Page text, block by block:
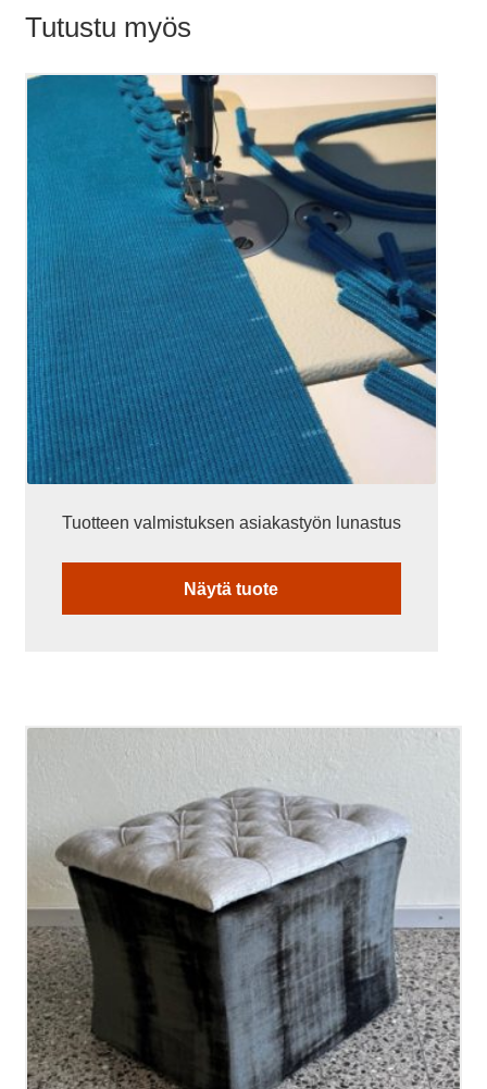
Tutustu myös
Tuotteen valmistuksen asiakastyön lunastus
Näytä tuote